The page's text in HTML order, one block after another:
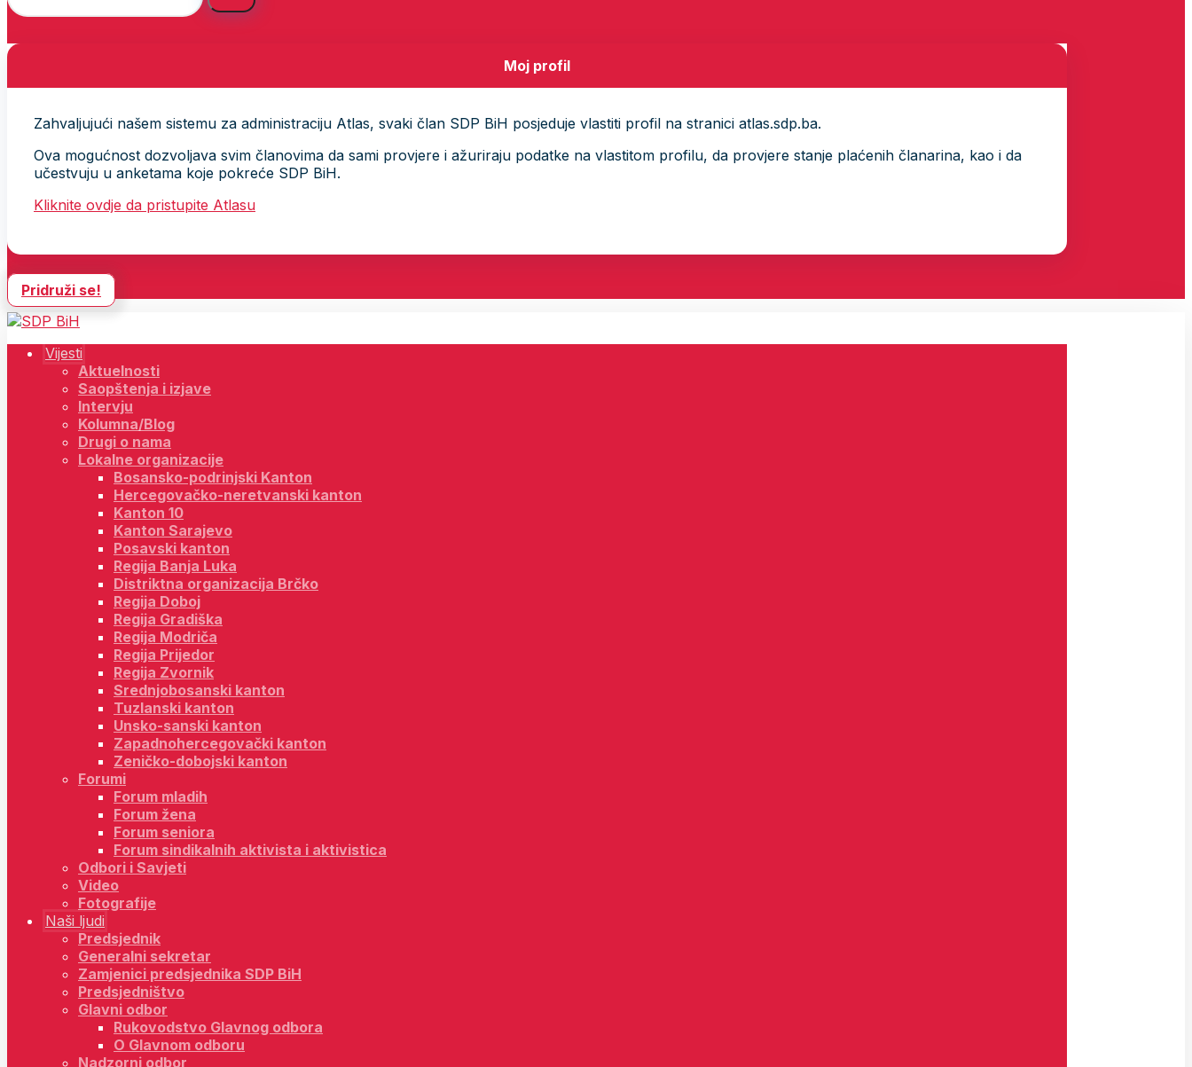
Moj profil
Zahvaljujući našem sistemu za administraciju Atlas, svaki član SDP BiH posjeduje vlastiti profil na stranici atlas.sdp.ba.
Ova mogućnost dozvoljava svim članovima da sami provjere i ažuriraju podatke na vlastitom profilu, da provjere stanje plaćenih članarina, kao i da
učestvuju u anketama koje pokreće SDP BiH.
Kliknite ovdje da pristupite Atlasu
Pridruži se!
Vijesti
Aktuelnosti
Saopštenja i izjave
Intervju
Kolumna/Blog
Drugi o nama
Lokalne organizacije
Bosansko-podrinjski Kanton
Hercegovačko-neretvanski kanton
Kanton 10
Kanton Sarajevo
Posavski kanton
Regija Banja Luka
Distriktna organizacija Brčko
Regija Doboj
Regija Gradiška
Regija Modriča
Regija Prijedor
Regija Zvornik
Srednjobosanski kanton
Tuzlanski kanton
Unsko-sanski kanton
Zapadnohercegovački kanton
Zeničko-dobojski kanton
Forumi
Forum mladih
Forum žena
Forum seniora
Forum sindikalnih aktivista i aktivistica
Odbori i Savjeti
Video
Fotografije
Naši ljudi
Predsjednik
Generalni sekretar
Zamjenici predsjednika SDP BiH
Predsjedništvo
Glavni odbor
Rukovodstvo Glavnog odbora
O Glavnom odboru
Nadzorni odbor